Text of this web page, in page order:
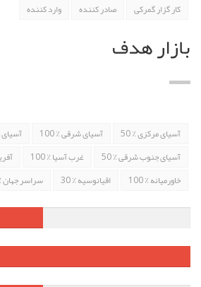
کار گزار گمرکی صادر کننده وارد کننده
بازار هدف
آسیای مرکزی٪ 50 آسیای شرقی٪ 100
آسیای جنوب شرقی٪ 50 غرب آسیا٪ 100
خاورمیانه٪ 100 اقیانوسیه٪ 30 سراسر جهان٪